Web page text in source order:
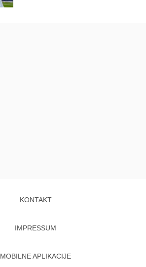
KONTAKT
IMPRESSUM
MOBILNE APLIKACIJE